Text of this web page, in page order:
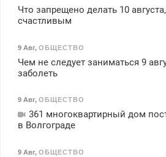
Что запрещено делать 10
счастливым
9 Авг, ОБЩЕСТВО
Чем не следует заниматься 9
заболеть
9 Авг, ОБЩЕСТВО
361 многоквартирный дом
в Волгограде
9 Авг, ОБЩЕСТВО